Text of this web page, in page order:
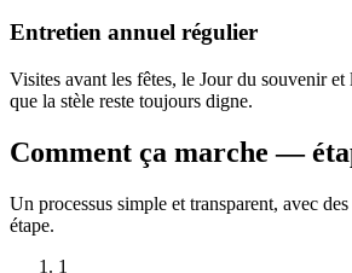
Entretien annuel régulier
Visites avant les fêtes, le Jour du souvenir
que la stèle reste toujours digne.
Comment ça marche —
Un processus simple et transparent, avec
étape.
1